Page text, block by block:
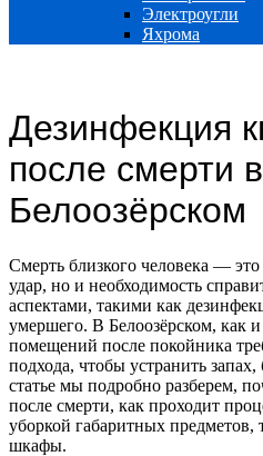
Электроугли
Яхрома
Дезинфекция
после смерти в
Белоозёрском
Смерть близкого человека —
удар, но и необходимость
аспектами, такими как
умершего. В Белоозёрском, как
помещений после покойника
подхода, чтобы устранить
статье мы подробно разберем,
после смерти, как проходит
уборкой габаритных предметов,
шкафы.